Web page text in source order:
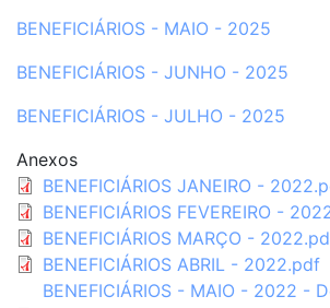
BENEFICIÁRIOS - MAIO - 2025
BENEFICIÁRIOS - JUNHO - 2025
BENEFICIÁRIOS - JULHO - 2025
Anexos
BENEFICIÁRIOS JANEIRO -
BENEFICIÁRIOS FEVEREIRO -
BENEFICIÁRIOS MARÇO -
BENEFICIÁRIOS ABRIL - 2022.pdf
BENEFICIÁRIOS - MAIO - 2022 -